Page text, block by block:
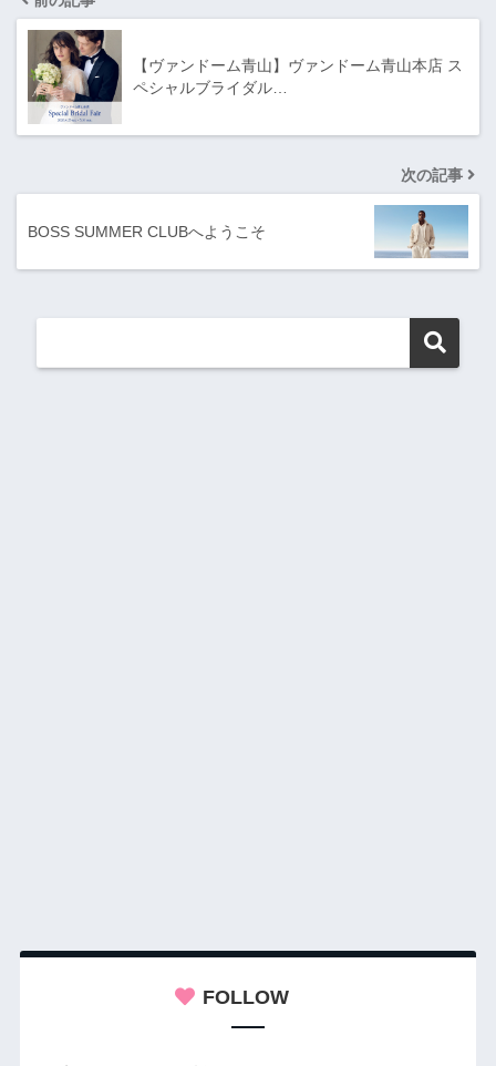
【ヴァンドーム青山】ヴァンドーム青山本店 ス
ペシャルブライダル…
次の記事
BOSS SUMMER CLUBへようこそ
FOLLOW